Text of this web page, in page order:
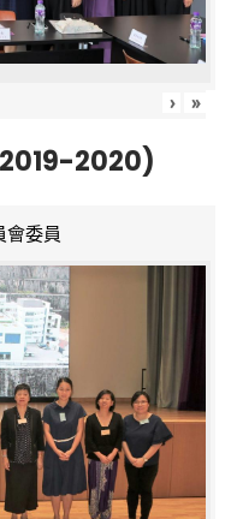
› »
2020)
會委員